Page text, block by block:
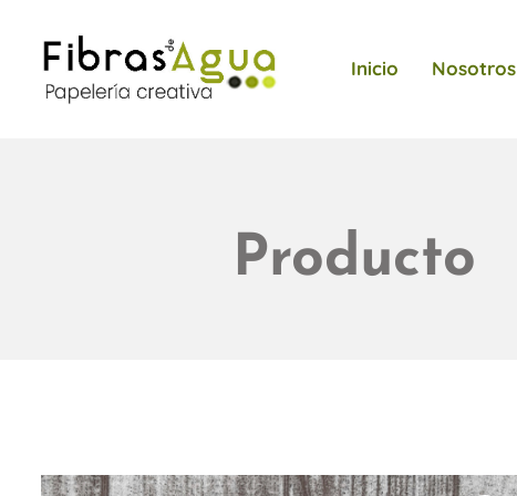
Inicio Nosotros
Producto